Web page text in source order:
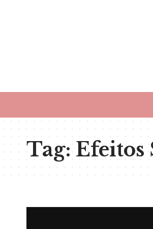
Tag:Efeitos